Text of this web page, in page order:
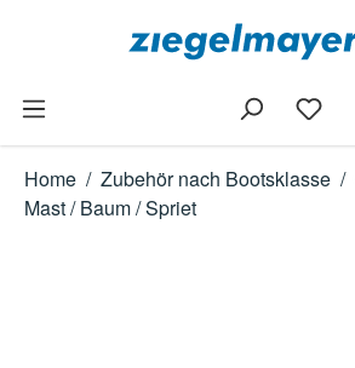
Zum Hauptinhalt springen
Du
Home / Zubehör nach Bootsklasse /
Mast / Baum / Spriet